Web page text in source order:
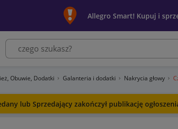
Allegro Smart! Kupuj i
lub Sprzedający zakończył publikację
Obuwie, Dodatki Galanteria i dodatki Nakrycia głowy